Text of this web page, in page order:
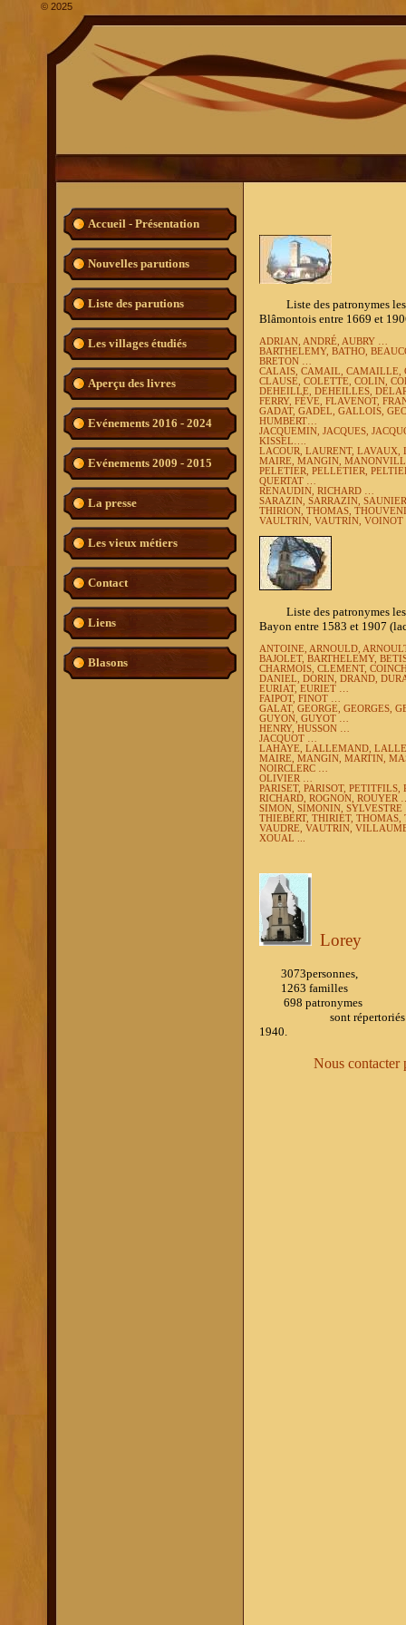
Accueil - Présentation
Nouvelles parutions
Liste des parutions
Les villages étudiés
Aperçu des livres
Evénements 2016 - 2024
Evénements 2009 - 2015
La presse
Les vieux métiers
Contact
Liens
Blasons
Liste des patronymes les
Blâmontois entre 1669 et
ADRIAN, ANDRÉ, AUBRY …
BARTHELEMY, BATHO,
BRETON …
CALAIS, CAMAIL, CAMAILLE,
CLAUSE, COLETTE, COLIN,
DEHEILLE, DEHEILLES,
FERRY, FÈVE, FLAVENOT,
GADAT, GADEL, GALLOIS,
HUMBERT…
JACQUEMIN, JACQUES,
KISSEL….
LACOUR, LAURENT,
MAIRE, MANGIN,
PELETIER, PELLETIER,
QUERTAT …
RENAUDIN, RICHARD …
SARAZIN, SARRAZIN,
THIRION, THOMAS,
VAULTRIN, VAUTRIN, VOINOT
Liste des patronymes les
Bayon entre 1583 et 1907
ANTOINE, ARNOULD,
BAJOLET, BARTHELEMY,
CHARMOIS, CLEMENT,
DANIEL, DORIN, DRAND,
EURIAT, EURIET …
FAIPOT, FINOT …
GALAT, GEORGE, GEORGES,
GUYON, GUYOT …
HENRY, HUSSON …
JACQUOT …
LAHAYE, LALLEMAND,
MAIRE, MANGIN, MARTIN,
NOIRCLERC …
OLIVIER …
PARISET, PARISOT,
RICHARD, ROGNON, ROUYER
SIMON, SIMONIN,
THIEBERT, THIRIET,
VAUDRE, VAUTRIN,
XOUAL ...
Lorey
3073personnes,
1263 familles
698 patronymes
sont répertoriés dans
1940.
Nous contacter
© 2025